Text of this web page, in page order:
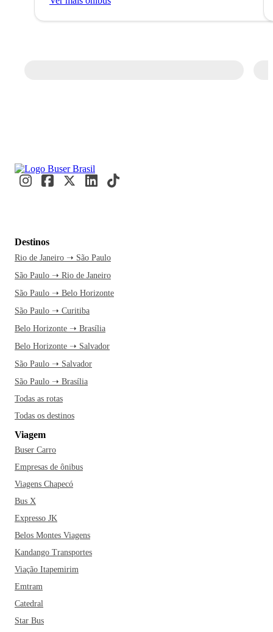
Destinos
Rio de Janeiro ➝ São Paulo
São Paulo ➝ Rio de Janeiro
São Paulo ➝ Belo Horizonte
São Paulo ➝ Curitiba
Belo Horizonte ➝ Brasília
Belo Horizonte ➝ Salvador
São Paulo ➝ Salvador
São Paulo ➝ Brasília
Todas as rotas
Todas os destinos
Viagem
Buser Carro
Empresas de ônibus
Viagens Chapecó
Bus X
Expresso JK
Belos Montes Viagens
Kandango Transportes
Viação Itapemirim
Emtram
Catedral
Star Bus